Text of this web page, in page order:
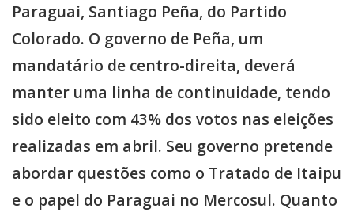
Paraguai, Santiago Peña, do Partido
Colorado. O governo de Peña, um
mandatário de centro-direita, deverá
manter uma linha de continuidade, tendo
sido eleito com 43% dos votos nas eleições
realizadas em abril. Seu governo pretende
abordar questões como o Tratado de Itaipu
e o papel do Paraguai no Mercosul. Quanto